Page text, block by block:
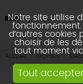
Notre site utilise
fonctionnement.
d’autres cookies
choisir de les
tout moment
Tout
Accueil Travaux